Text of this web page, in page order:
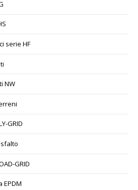
serie HF
NW
GRID
GRID
EPDM